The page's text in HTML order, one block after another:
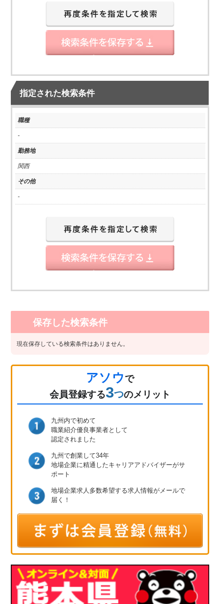
指定された検索条件
職種
-
勤務地
関西
その他
-
保存した検索条件
現在保存している検索条件はありません。
アソウで
会員登録する3つのメリット
九州内で初めて
職業紹介優良事業者として
認定されました
九州で創業して34年
地場企業に精通したキャリアアドバイザーがサ
ポート
地場企業求人多数希望する求人情報が メールで
届く！